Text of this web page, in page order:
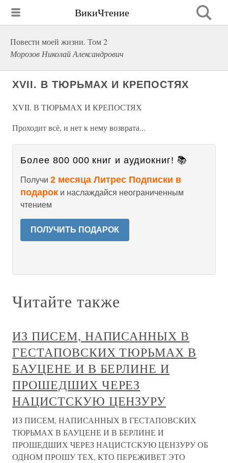
ВикиЧтение
Повести моей жизни. Том 2
Морозов Николай Александрович
XVII. В ТЮРЬМАХ И КРЕПОСТЯХ
XVII. В ТЮРЬМАХ И КРЕПОСТЯХ
Проходит всё, и нет к нему возврата...
Более 800 000 книг и аудиокниг! 📚
Получи 2 месяца Литрес Подписки в
подарок и наслаждайся неограниченным
чтением
ПОЛУЧИТЬ ПОДАРОК
Читайте также
ИЗ ПИСЕМ, НАПИСАННЫХ В
ГЕСТАПОВСКИХ ТЮРЬМАХ В
БАУЦЕНЕ И В БЕРЛИНЕ И
ПРОШЕДШИХ ЧЕРЕЗ
НАЦИСТСКУЮ ЦЕНЗУРУ
ИЗ ПИСЕМ, НАПИСАННЫХ В ГЕСТАПОВСКИХ
ТЮРЬМАХ В БАУЦЕНЕ И В БЕРЛИНЕ И
ПРОШЕДШИХ ЧЕРЕЗ НАЦИСТСКУЮ ЦЕНЗУРУ ОБ
ОДНОМ ПРОШУ ТЕХ, КТО ПЕРЕЖИВЕТ ЭТО